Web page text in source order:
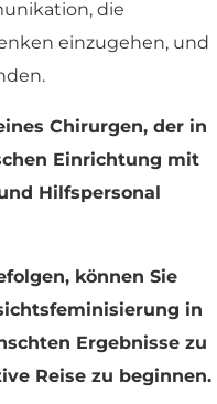
die
einzugehen, und
Chirurgen, der in
Einrichtung mit
Hilfspersonal
können Sie
in
Ergebnisse zu
Reise zu beginnen.